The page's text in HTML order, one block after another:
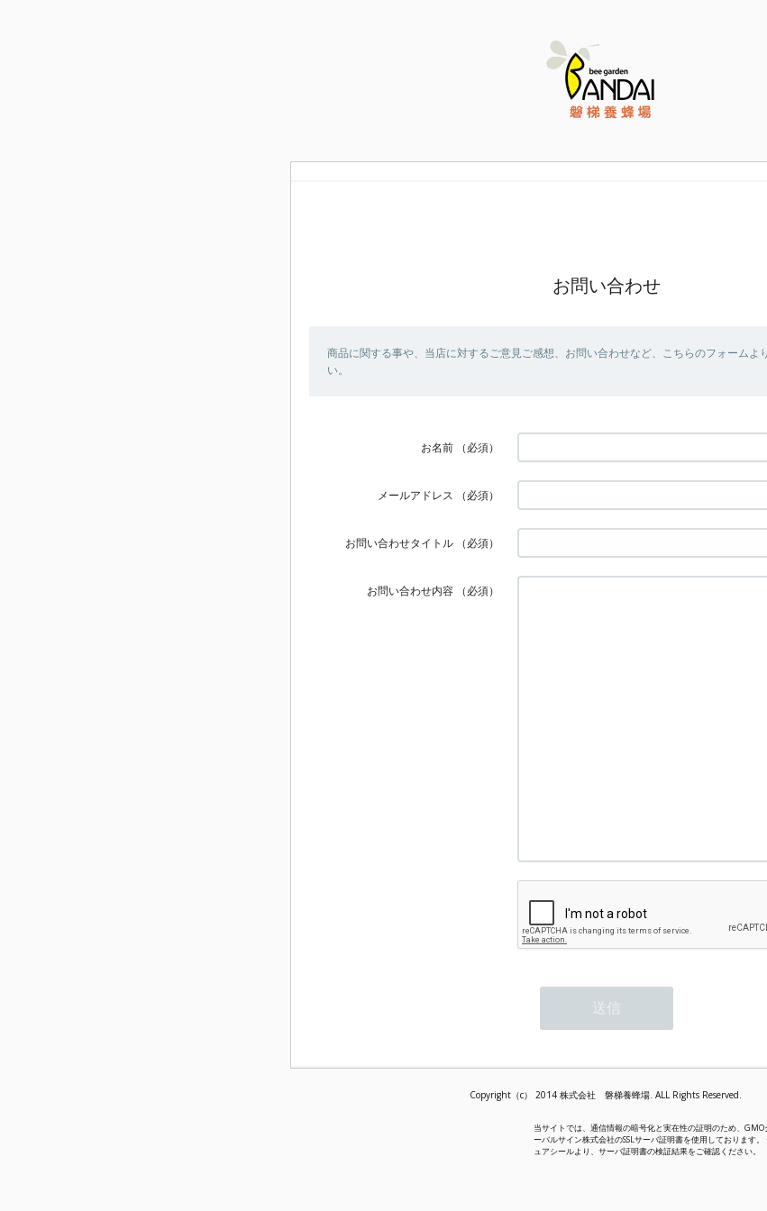
お問い合わせ
商品に関する事や、当店に対するご意見ご感想、お問い合わせなど、こちらのフォームよ
い。
お名前 （必須）
メールアドレス （必須）
お問い合わせタイトル （必須）
お問い合わせ内容 （必須）
Copyright（c） 2014 株式会社 磐梯養蜂場. ALL Rights Reserved.
当サイトでは、通信情報の暗号化と実在性の証明のため、GMO
ーバルサイン株式会社のSSLサーバ証明書を使用しております。
ュアシールより、サーバ証明書の検証結果をご確認ください。